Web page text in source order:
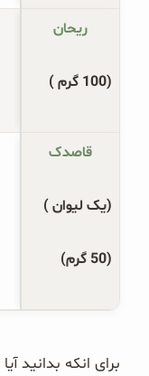
ریحان
(100 گرم )
قاصدک
(یک لیوان )
(50 گرم)
برای انکه بدانید آیا